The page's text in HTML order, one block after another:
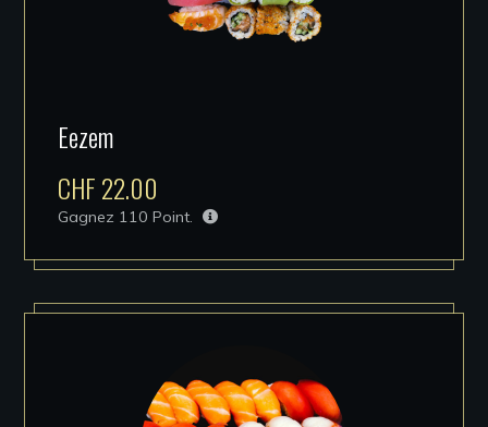
Eezem
CHF22.00
Gagnez 110 Point.